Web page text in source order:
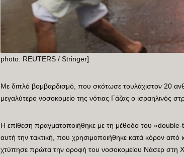
photo: REUTERS / Stringer]
Με διπλό βομβαρδισμό, που σκότωσε τουλάχιστον 20
μεγαλύτερο νοσοκομείο της νότιας Γάζας ο ισραηλινός
Η επίθεση πραγματοποιήθηκε με τη μέθοδο του
αυτή την τακτική, που χρησιμοποιήθηκε κατά κόρον από
χτύπησε πρώτα την οροφή του νοσοκομείου Νάσερ στη